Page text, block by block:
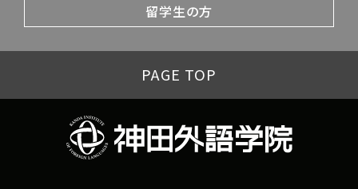
留学生の方
PAGE TOP